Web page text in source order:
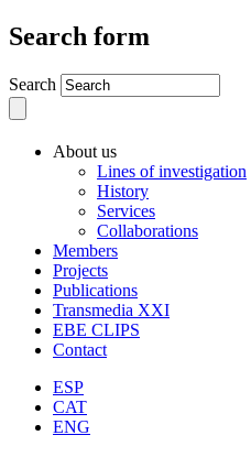
Search form
Search
About us
Lines of investigation
History
Services
Collaborations
Members
Projects
Publications
Transmedia XXI
EBE CLIPS
Contact
ESP
CAT
ENG